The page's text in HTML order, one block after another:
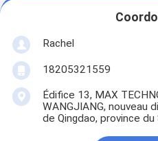
Rachel
18205321559
Édifice 13, MAX
WANGJIANG, nouveau
de Qingdao, province du